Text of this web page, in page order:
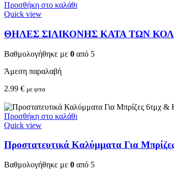
Προσθήκη στο καλάθι
Quick view
ΘΗΛΕΣ ΣΙΛΙΚΟΝΗΣ ΚΑΤΑ ΤΩΝ
Βαθμολογήθηκε με 0 από 5
Άμεση παραλαβή
2.99 € με φπα
Προσθήκη στο καλάθι
Quick view
Προστατευτικά Καλύμματα Για
Βαθμολογήθηκε με 0 από 5